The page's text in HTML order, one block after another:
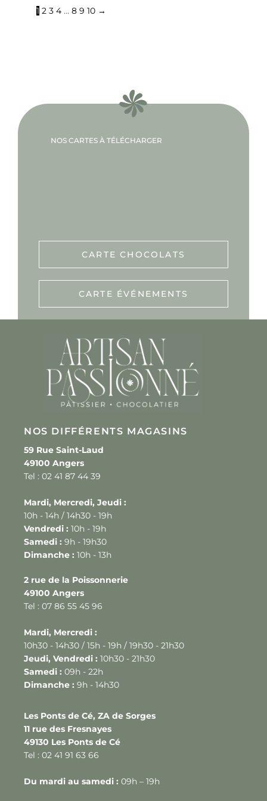
1 2 3 4 … 8 9 10 →
NOS CARTES À TÉLÉCHARGER
CARTE CHOCOLATS
CARTE ÉVÉNEMENTS
NOS DIFFÉRENTS MAGASINS
59 Rue Saint-Laud
49100 Angers
Tel : 02 41 87 44 39
Mardi, Mercredi, Jeudi :
10h - 14h / 14h30 - 19h
Vendredi : 10h - 19h
Samedi : 9h - 19h30
Dimanche : 10h - 13h
2 rue de la Poissonnerie
49100 Angers
Tel : 07 86 55 45 96
Mardi, Mercredi :
10h30 - 14h30 / 15h - 19h / 19h30 - 21h30
Jeudi, Vendredi : 10h30 - 21h30
Samedi : 09h - 22h
Dimanche : 9h - 14h30
Les Ponts de Cé, ZA de Sorges
11 rue des Fresnayes
49130 Les Ponts de Cé
Tel : 02 41 91 63 66
Du mardi au samedi : 09h – 19h